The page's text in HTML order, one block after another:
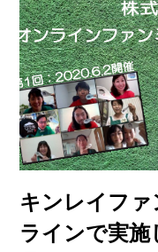
キンレイフ
ラインで実施